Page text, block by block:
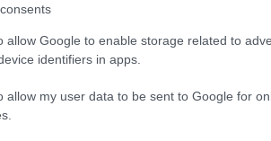
allow Google to enable storage related to
identifiers in apps.
allow my user data to be sent to Google for
υπόθεση